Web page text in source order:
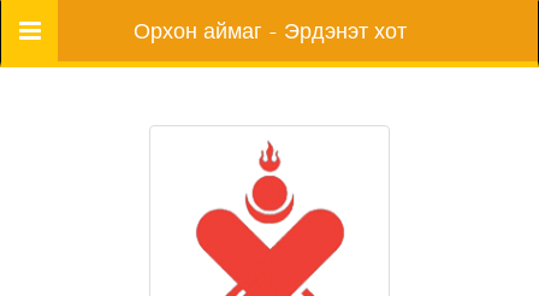
Цэс Орхон аймаг - Эрдэнэт хот